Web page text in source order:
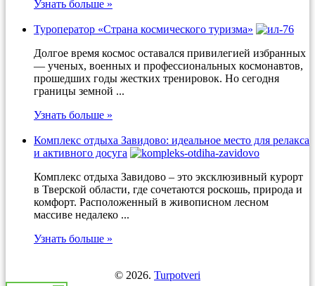
Узнать больше »
Туроператор «Страна космического туризма»
Долгое время космос оставался привилегией избранных
— ученых, военных и профессиональных космонавтов,
прошедших годы жестких тренировок. Но сегодня
границы земной ...
Узнать больше »
Комплекс отдыха Завидово: идеальное место для релакса
и активного досуга
Комплекс отдыха Завидово – это эксклюзивный курорт
в Тверской области, где сочетаются роскошь, природа и
комфорт. Расположенный в живописном лесном
массиве недалеко ...
Узнать больше »
© 2026. Turpotveri